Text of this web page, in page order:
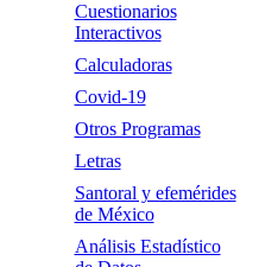
Cuestionarios
Interactivos
Calculadoras
Covid-19
Otros Programas
Letras
Santoral y efemérides
de México
Análisis Estadístico